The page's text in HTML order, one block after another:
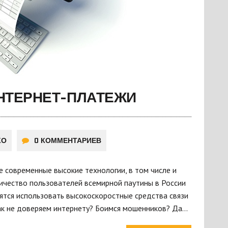
ПЛАТЕЖИ
0 КОММЕНТАРИЕВ
современные высокие технологии, в том числе и
пользователей всемирной паутины в России
использовать высокоскоростные средства связи
не доверяем интернету? Боимся мошенников? Да…